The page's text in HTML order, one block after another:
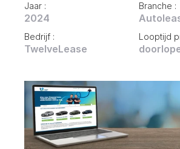
Jaar :
2024
Branche :
Bedrijf :
TwelveLease
Looptijd